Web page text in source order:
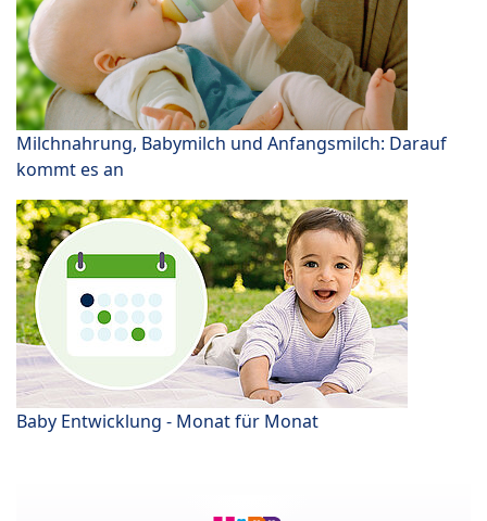
Milchnahrung, Babymilch und Anfangsmilch: Darauf
kommt es an
Baby Entwicklung - Monat für Monat